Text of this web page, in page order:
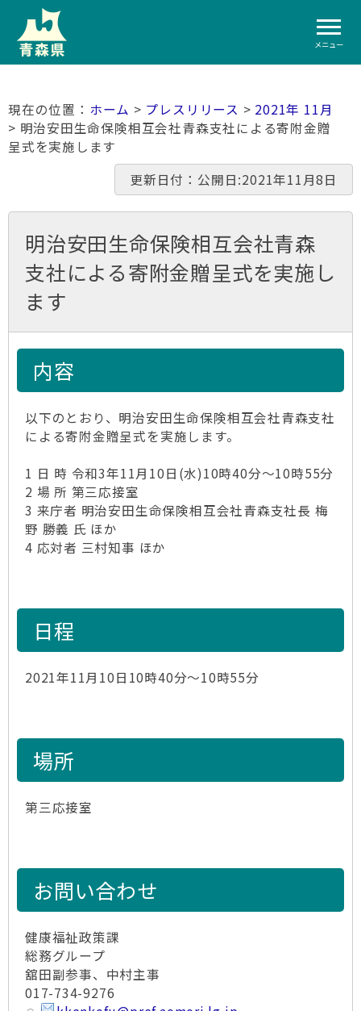
メニュー
ホーム > プレスリリース > 2021年 11月
> 明治安田生命保険相互会社青森支社による寄附金贈
呈式を実施します
更新日付：公開日:2021年11月8日
明治安田生命保険相互会社青森
支社による寄附金贈呈式を実施し
ます
内容
以下のとおり、明治安田生命保険相互会社青森支社
による寄附金贈呈式を実施します。
1 日 時 令和3年11月10日(水)10時40分～10時55分
2 場 所 第三応接室
3 来庁者 明治安田生命保険相互会社青森支社長 梅
野 勝義 氏 ほか
4 応対者 三村知事 ほか
日程
2021年11月10日10時40分～10時55分
場所
第三応接室
お問い合わせ
健康福祉政策課
総務グループ
舘田副参事、中村主事
017-734-9276